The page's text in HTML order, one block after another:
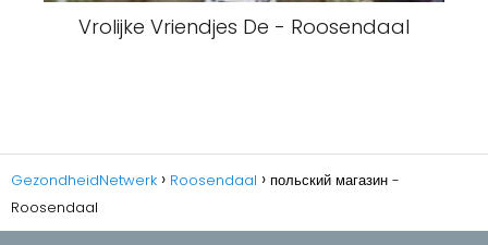
Vrolijke Vriendjes De - Roosendaal
GezondheidNetwerk Roosendaal
польский магазин -
Roosendaal